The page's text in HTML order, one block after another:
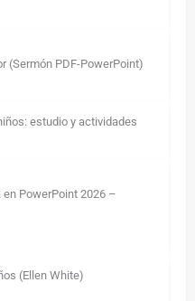
(Sermón PDF-PowerPoint)
estudio y actividades
PowerPoint 2026 –
(Ellen White)